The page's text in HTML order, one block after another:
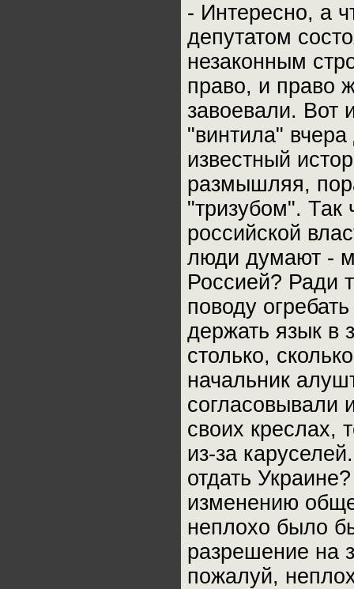
- Интересно, а
депутатом
незаконным
право, и право
завоевали. Вот
"винтила"
известный
размышляя,
"тризубом". Так
российской
люди думают -
Россией? Ради
поводу
держать язык в
столько,
начальник
согласовывали
своих креслах,
из-за
отдать
изменению
неплохо было
разрешение на
пожалуй,